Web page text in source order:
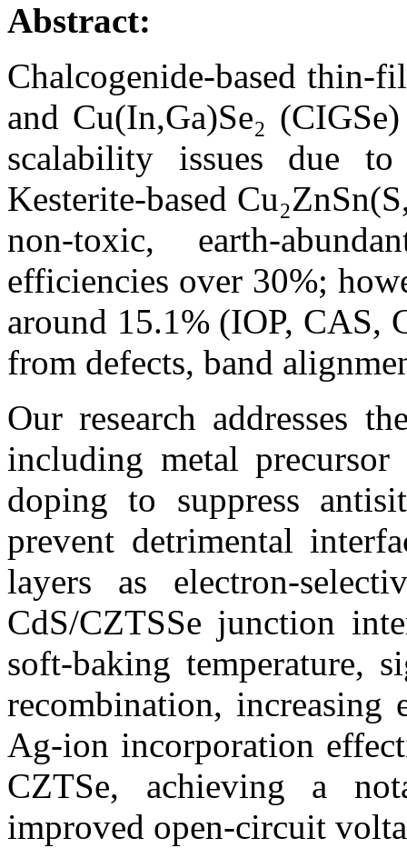
Abstract:
Chalcogenide-based thin-
and Cu(In,Ga)Se₂
scalability issues due
Kesterite-based
non-toxic, earth-
efficiencies over 30%;
around 15.1% (IOP, CAS,
from defects, band
Our research addresses
including metal precursor
doping to suppress
prevent detrimental
layers as electron-
CdS/CZTSSe junction
soft-baking temperature,
recombination,
Ag-ion incorporation
CZTSe, achieving a
improved open-circuit